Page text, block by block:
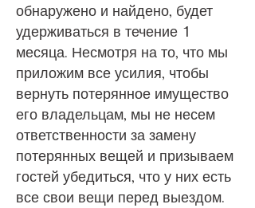
обнаружено и найдено, будет
удерживаться в течение 1
месяца. Несмотря на то, что мы
приложим все усилия, чтобы
вернуть потерянное имущество
его владельцам, мы не несем
ответственности за замену
потерянных вещей и призываем
гостей убедиться, что у них есть
все свои вещи перед выездом.